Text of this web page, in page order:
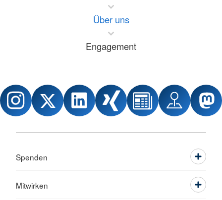
Über uns
Engagement
Spenden
Mitwirken